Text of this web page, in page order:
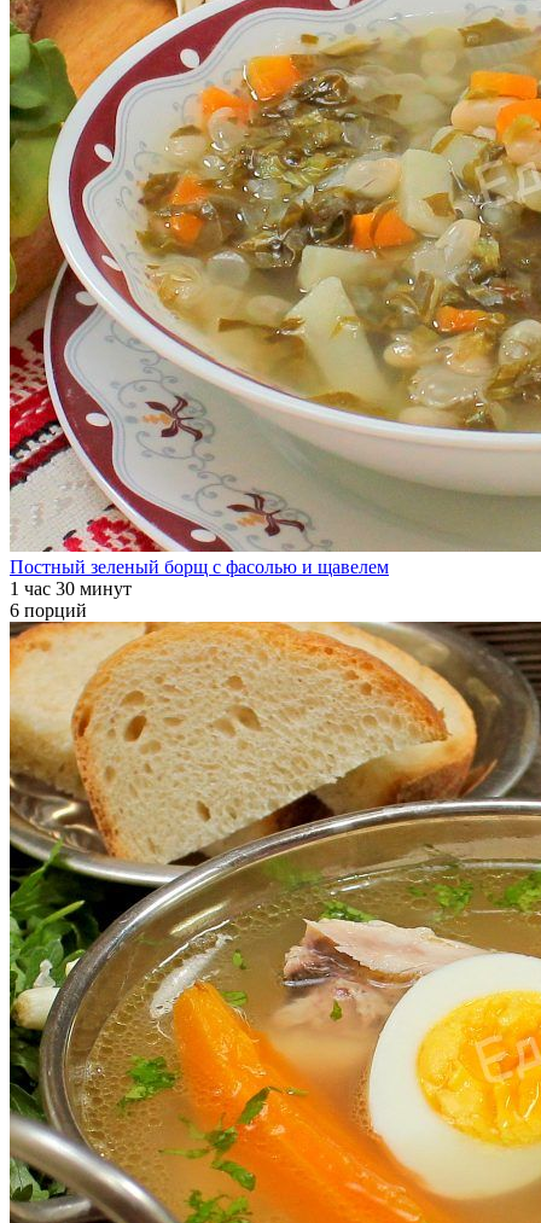
Постный зеленый борщ с фасолью и щавелем
1 час 30 минут
6 порций